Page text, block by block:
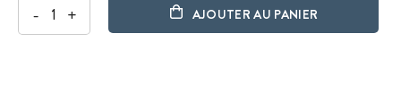
- + AJOUTER AU PANIER